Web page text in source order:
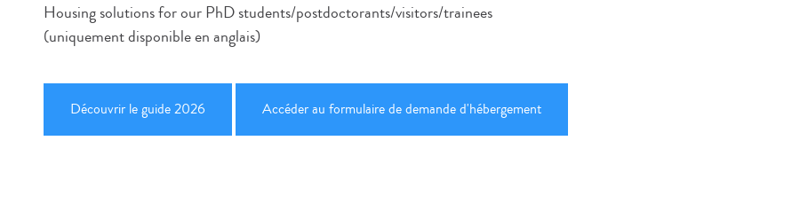
Housing solutions for our PhD students/postdoctorants/visitors/trainees
(uniquement disponible en anglais)
Découvrir le guide 2026 Accéder au formulaire de demande d'hébergement